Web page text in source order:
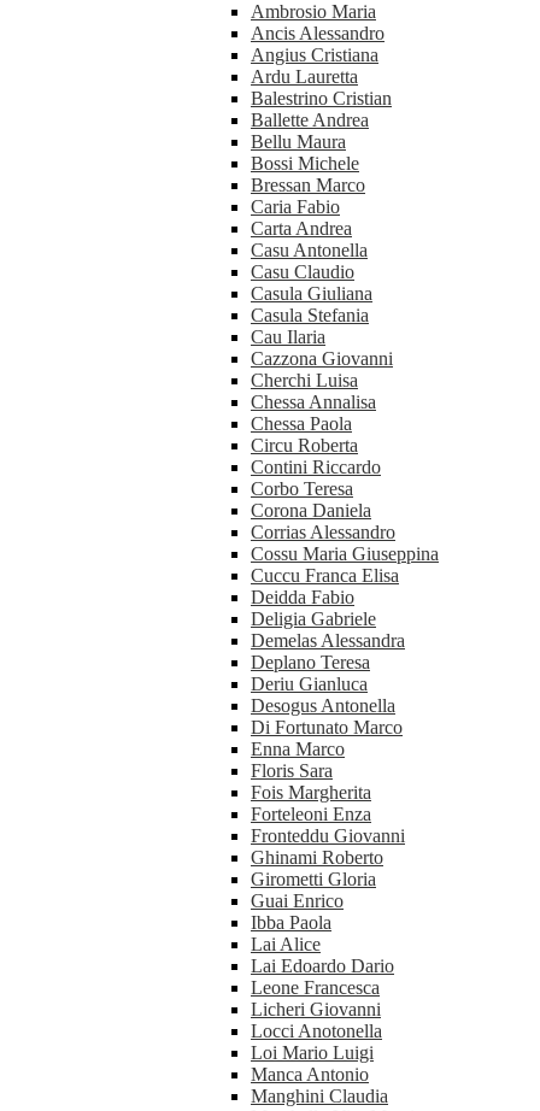
Ambrosio Maria
Ancis Alessandro
Angius Cristiana
Ardu Lauretta
Balestrino Cristian
Ballette Andrea
Bellu Maura
Bossi Michele
Bressan Marco
Caria Fabio
Carta Andrea
Casu Antonella
Casu Claudio
Casula Giuliana
Casula Stefania
Cau Ilaria
Cazzona Giovanni
Cherchi Luisa
Chessa Annalisa
Chessa Paola
Circu Roberta
Contini Riccardo
Corbo Teresa
Corona Daniela
Corrias Alessandro
Cossu Maria Giuseppina
Cuccu Franca Elisa
Deidda Fabio
Deligia Gabriele
Demelas Alessandra
Deplano Teresa
Deriu Gianluca
Desogus Antonella
Di Fortunato Marco
Enna Marco
Floris Sara
Fois Margherita
Forteleoni Enza
Fronteddu Giovanni
Ghinami Roberto
Girometti Gloria
Guai Enrico
Ibba Paola
Lai Alice
Lai Edoardo Dario
Leone Francesca
Licheri Giovanni
Locci Anotonella
Loi Mario Luigi
Manca Antonio
Manghini Claudia